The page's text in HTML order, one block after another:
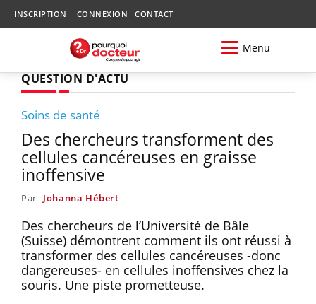
INSCRIPTION CONNEXION CONTACT
Menu
QUESTION D'ACTU
Soins de santé
Des chercheurs transforment des
cellules cancéreuses en graisse
inoffensive
Par Johanna Hébert
Des chercheurs de l’Université de Bâle
(Suisse) démontrent comment ils ont réussi à
transformer des cellules cancéreuses -donc
dangereuses- en cellules inoffensives chez la
souris. Une piste prometteuse.